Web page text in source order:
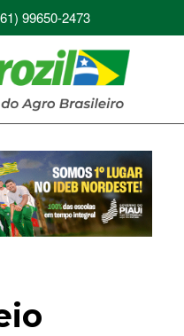
99650-2473